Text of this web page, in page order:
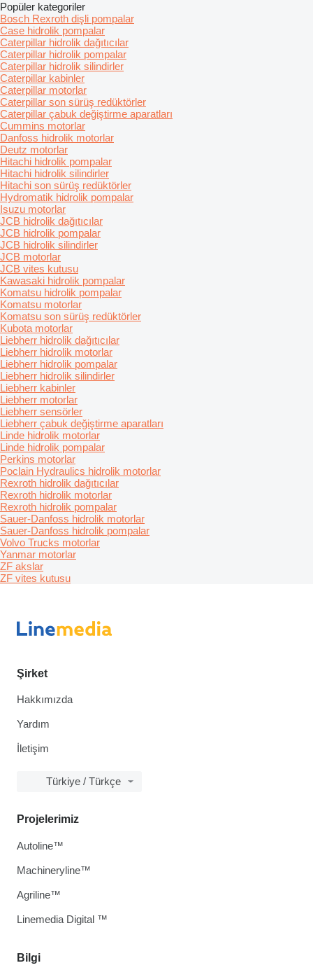
Popüler kategoriler
Bosch Rexroth dişli pompalar
Case hidrolik pompalar
Caterpillar hidrolik dağıtıcılar
Caterpillar hidrolik pompalar
Caterpillar hidrolik silindirler
Caterpillar kabinler
Caterpillar motorlar
Caterpillar son sürüş redüktörler
Caterpillar çabuk değiştirme aparatları
Cummins motorlar
Danfoss hidrolik motorlar
Deutz motorlar
Hitachi hidrolik pompalar
Hitachi hidrolik silindirler
Hitachi son sürüş redüktörler
Hydromatik hidrolik pompalar
Isuzu motorlar
JCB hidrolik dağıtıcılar
JCB hidrolik pompalar
JCB hidrolik silindirler
JCB motorlar
JCB vites kutusu
Kawasaki hidrolik pompalar
Komatsu hidrolik pompalar
Komatsu motorlar
Komatsu son sürüş redüktörler
Kubota motorlar
Liebherr hidrolik dağıtıcılar
Liebherr hidrolik motorlar
Liebherr hidrolik pompalar
Liebherr hidrolik silindirler
Liebherr kabinler
Liebherr motorlar
Liebherr sensörler
Liebherr çabuk değiştirme aparatları
Linde hidrolik motorlar
Linde hidrolik pompalar
Perkins motorlar
Poclain Hydraulics hidrolik motorlar
Rexroth hidrolik dağıtıcılar
Rexroth hidrolik motorlar
Rexroth hidrolik pompalar
Sauer-Danfoss hidrolik motorlar
Sauer-Danfoss hidrolik pompalar
Volvo Trucks motorlar
Yanmar motorlar
ZF akslar
ZF vites kutusu
Şirket
Hakkımızda
Yardım
İletişim
Türkiye / Türkçe
Bilgi
Projelerimiz
Autoline™
Machineryline™
Agriline™
Linemedia Digital ™